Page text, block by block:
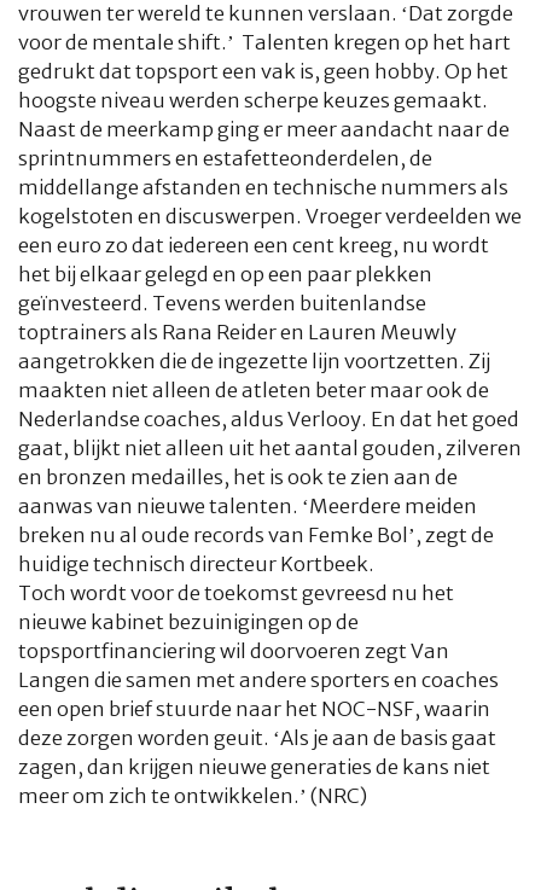
vrouwen ter wereld te kunnen verslaan. ‘Dat zorgde
voor de mentale shift.’ Talenten kregen op het hart
gedrukt dat topsport een vak is, geen hobby. Op het
hoogste niveau werden scherpe keuzes gemaakt.
Naast de meerkamp ging er meer aandacht naar de
sprintnummers en estafetteonderdelen, de
middellange afstanden en technische nummers als
kogelstoten en discuswerpen. Vroeger verdeelden we
een euro zo dat iedereen een cent kreeg, nu wordt
het bij elkaar gelegd en op een paar plekken
geïnvesteerd. Tevens werden buitenlandse
toptrainers als Rana Reider en Lauren Meuwly
aangetrokken die de ingezette lijn voortzetten. Zij
maakten niet alleen de atleten beter maar ook de
Nederlandse coaches, aldus Verlooy. En dat het goed
gaat, blijkt niet alleen uit het aantal gouden, zilveren
en bronzen medailles, het is ook te zien aan de
aanwas van nieuwe talenten. ‘Meerdere meiden
breken nu al oude records van Femke Bol’, zegt de
huidige technisch directeur Kortbeek.
Toch wordt voor de toekomst gevreesd nu het
nieuwe kabinet bezuinigingen op de
topsportfinanciering wil doorvoeren zegt Van
Langen die samen met andere sporters en coaches
een open brief stuurde naar het NOC-NSF, waarin
deze zorgen worden geuit. ‘Als je aan de basis gaat
zagen, dan krijgen nieuwe generaties de kans niet
meer om zich te ontwikkelen.’ (NRC)